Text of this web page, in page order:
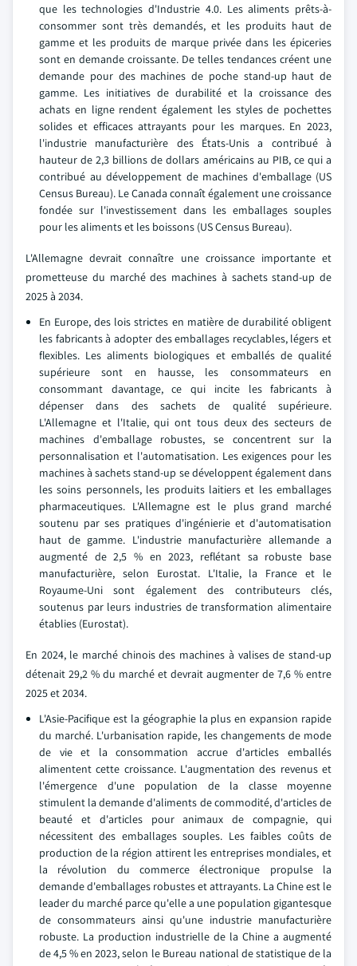
que les technologies d'Industrie 4.0. Les aliments prêts-à-
consommer sont très demandés, et les produits haut de
gamme et les produits de marque privée dans les épiceries
sont en demande croissante. De telles tendances créent une
demande pour des machines de poche stand-up haut de
gamme. Les initiatives de durabilité et la croissance des
achats en ligne rendent également les styles de pochettes
solides et efficaces attrayants pour les marques. En 2023,
l'industrie manufacturière des États-Unis a contribué à
hauteur de 2,3 billions de dollars américains au PIB, ce qui a
contribué au développement de machines d'emballage (US
Census Bureau). Le Canada connaît également une croissance
fondée sur l'investissement dans les emballages souples
pour les aliments et les boissons (US Census Bureau).
L'Allemagne devrait connaître une croissance importante et
prometteuse du marché des machines à sachets stand-up de
2025 à 2034.
En Europe, des lois strictes en matière de durabilité obligent
les fabricants à adopter des emballages recyclables, légers et
flexibles. Les aliments biologiques et emballés de qualité
supérieure sont en hausse, les consommateurs en
consommant davantage, ce qui incite les fabricants à
dépenser dans des sachets de qualité supérieure.
L'Allemagne et l'Italie, qui ont tous deux des secteurs de
machines d'emballage robustes, se concentrent sur la
personnalisation et l'automatisation. Les exigences pour les
machines à sachets stand-up se développent également dans
les soins personnels, les produits laitiers et les emballages
pharmaceutiques. L'Allemagne est le plus grand marché
soutenu par ses pratiques d'ingénierie et d'automatisation
haut de gamme. L'industrie manufacturière allemande a
augmenté de 2,5 % en 2023, reflétant sa robuste base
manufacturière, selon Eurostat. L'Italie, la France et le
Royaume-Uni sont également des contributeurs clés,
soutenus par leurs industries de transformation alimentaire
établies (Eurostat).
En 2024, le marché chinois des machines à valises de stand-up
détenait 29,2 % du marché et devrait augmenter de 7,6 % entre
2025 et 2034.
L'Asie-Pacifique est la géographie la plus en expansion rapide
du marché. L'urbanisation rapide, les changements de mode
de vie et la consommation accrue d'articles emballés
alimentent cette croissance. L'augmentation des revenus et
l'émergence d'une population de la classe moyenne
stimulent la demande d'aliments de commodité, d'articles de
beauté et d'articles pour animaux de compagnie, qui
nécessitent des emballages souples. Les faibles coûts de
production de la région attirent les entreprises mondiales, et
la révolution du commerce électronique propulse la
demande d'emballages robustes et attrayants. La Chine est le
leader du marché parce qu'elle a une population gigantesque
de consommateurs ainsi qu'une industrie manufacturière
robuste. La production industrielle de la Chine a augmenté
de 4,5 % en 2023, selon le Bureau national de statistique de la